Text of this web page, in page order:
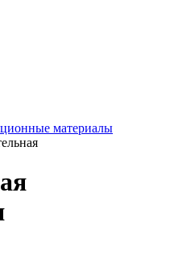
материалы